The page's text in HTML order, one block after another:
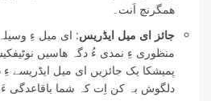
ھمگرنچ اَنت۔
جائز ای میل ایڈریس: ای میل ءِ
منظوری ءِ نمدی ءُ دگہ ھاسیں
پمیشکا یک جائزیں ای میل ایڈریسے ءِ
دلگوش بہ کن اِت کہ شما باقاعدگی